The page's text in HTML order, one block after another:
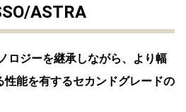
ASTRA
ロジーを継承しながら、より幅
性能を有するセカンドグレードの